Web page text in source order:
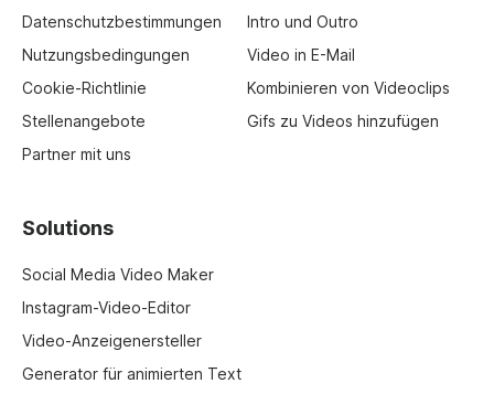
Datenschutzbestimmungen
Nutzungsbedingungen
Cookie-Richtlinie
Stellenangebote
Partner mit uns
Intro und Outro
Video in E-Mail
Kombinieren von Videoclips
Gifs zu Videos hinzufügen
Solutions
Social Media Video Maker
Instagram-Video-Editor
Video-Anzeigenersteller
Generator für animierten Text